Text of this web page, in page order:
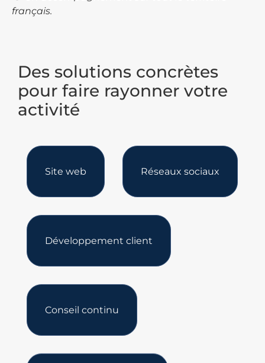
français.
Des solutions concrètes
pour faire rayonner votre
activité
Site web Réseaux sociaux
Développement client
Conseil continu